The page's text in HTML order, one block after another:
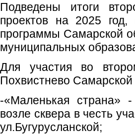
Подведены итоги
проектов на 2025 год,
программы Самарской
муниципальных
Для участия во
Похвистнево Самарской
-«Маленькая страна»
возле сквера в честь
ул.Бугурусланской;